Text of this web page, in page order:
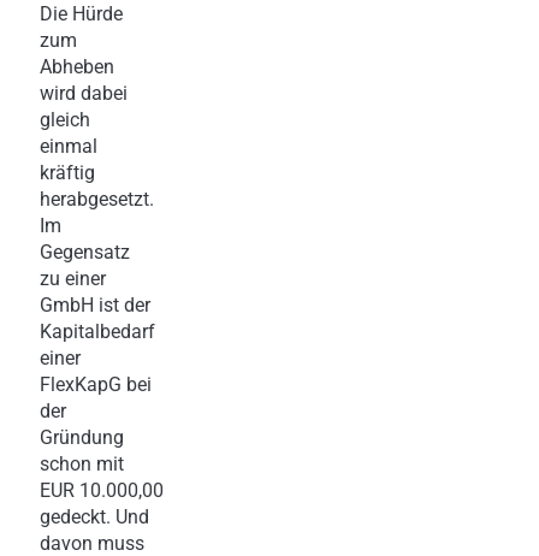
Die Hürde
zum
Abheben
wird dabei
gleich
einmal
kräftig
herabgesetzt.
Im
Gegensatz
zu einer
GmbH ist der
Kapitalbedarf
einer
FlexKapG bei
der
Gründung
schon mit
EUR 10.000,00
gedeckt. Und
davon muss